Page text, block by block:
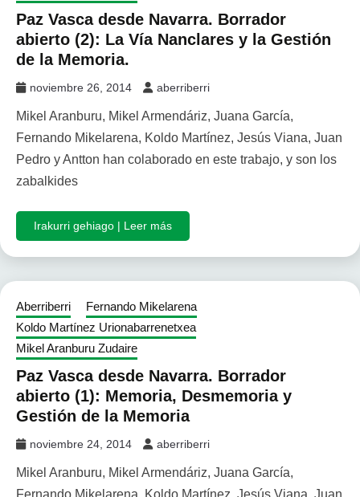
Paz Vasca desde Navarra. Borrador
abierto (2): La Vía Nanclares y la Gestión
de la Memoria.
noviembre 26, 2014 aberriberri
Mikel Aranburu, Mikel Armendáriz, Juana García,
Fernando Mikelarena, Koldo Martínez, Jesús Viana, Juan
Pedro y Antton han colaborado en este trabajo, y son los
zabalkides
Irakurri gehiago | Leer más
Aberriberri
Fernando Mikelarena
Koldo Martínez Urionabarrenetxea
Mikel Aranburu Zudaire
Paz Vasca desde Navarra. Borrador
abierto (1): Memoria, Desmemoria y
Gestión de la Memoria
noviembre 24, 2014 aberriberri
Mikel Aranburu, Mikel Armendáriz, Juana García,